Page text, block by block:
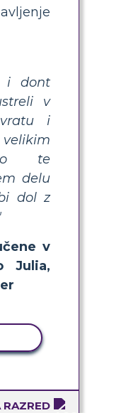
i dont
v
i
te
delu
dol z
v
Julia,
RAZRED